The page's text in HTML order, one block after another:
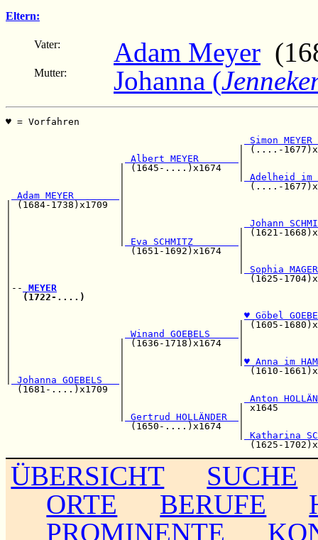
Eltern:
Vater: Adam Meyer
Mutter: Johanna (
♥ = Vorfahren
Simon
Albert MEYER
| (1645-....)x1674
Adelheid im
|
Adam MEYER
| (1684-
Johann
|                   |                    | (1621-
Eva SCHMITZ
|                     (1651-
Sophia
|                                          (1625-
|--
MEYER
(1722-....)
♥ Göbel
|                                        |
Winand GOEBELS
|                   | (1636-
♥ Anna im
|                   |
Johanna GOEBELS
(1681-....)x1709  |
Anton
|
Gertrud HOLLÄNDER
(1650-....)x1674
Katharina
ÜBERSICHT
SUCHE
ORTE
BERUFE
PROMINENTE